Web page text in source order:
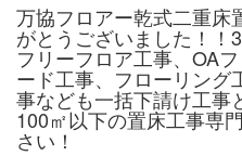
万協フロアー乾式二重床
がとうございました！！
フリーフロア工事、OA
ード工事、フローリング
事なども一括下請け工事
100㎡以下の置床工事専
さい！